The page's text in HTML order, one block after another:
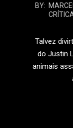
2026-
BY:
Talvez
do Justin
animais